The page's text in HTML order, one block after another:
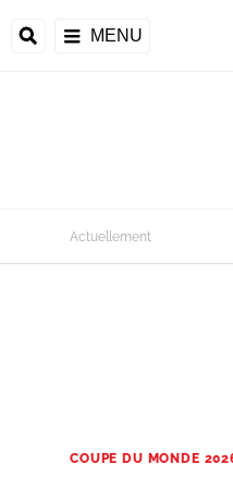
MENU
de la CAF
Actuellement
COUPE DU MONDE